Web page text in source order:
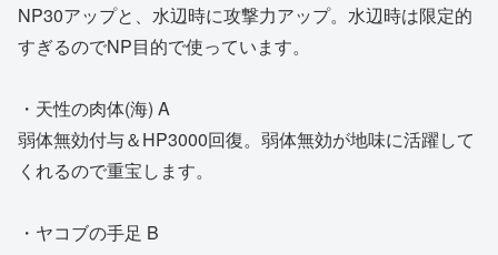
NP30アップと、水辺時に攻撃力アップ。水辺時は限定的
すぎるのでNP目的で使っています。
・天性の肉体(海) A
弱体無効付与＆HP3000回復。弱体無効が地味に活躍して
くれるので重宝します。
・ヤコブの手足 B